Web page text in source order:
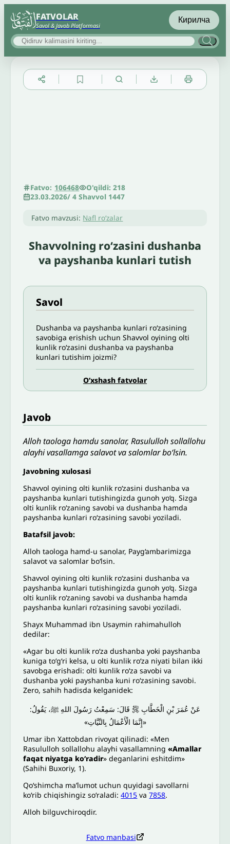
FATVOLAR
Savol & Javob Platformasi
Кирилча
Fatvo: 106468
O'qildi: 218
23.03.2026/4 Shavvol 1447
Fatvo mavzusi: Nafl roʻzalar
Shavvolning ro‘zasini dushanba
va payshanba kunlari tutish
Savol
Dushanba va payshanba kunlari ro‘zasining
savobiga erishish uchun Shavvol oyining olti
kunlik ro‘zasini dushanba va payshanba
kunlari tutishim joizmi?
O’xshash fatvolar
Javob
Alloh taologa hamdu sanolar, Rasululloh sollallohu
alayhi vasallamga salavot va salomlar bo‘lsin.
Javobning xulosasi
Shavvol oyining olti kunlik ro‘zasini dushanba va
payshanba kunlari tutishingizda gunoh yo‘q. Sizga
olti kunlik ro‘zaning savobi va dushanba hamda
payshanba kunlari ro‘zasining savobi yoziladi.
Batafsil javob:
Alloh taologa hamd-u sanolar, Payg‘ambarimizga
salavot va salomlar bo‘lsin.
Shavvol oyining olti kunlik ro‘zasini dushanba va
payshanba kunlari tutishingizda gunoh yo‘q. Sizga
olti kunlik ro‘zaning savobi va dushanba hamda
payshanba kunlari ro‘zasining savobi yoziladi.
Shayx Muhammad ibn Usaymin rahimahulloh
dedilar:
«Agar bu olti kunlik ro‘za dushanba yoki payshanba
kuniga to‘g‘ri kelsa, u olti kunlik ro‘za niyati bilan ikki
savobga erishadi: olti kunlik ro‘za savobi va
dushanba yoki payshanba kuni ro‘zasining savobi.
Zero, sahih hadisda kelganidek:
عَنْ عُمَرَ بْنِ الْخَطَّابِ ﵁ قَالَ: سَمِعْتُ رَسُولَ اللهِ ﷺ، يَقُولُ:
«إِنَّمَا الْأَعْمَالُ بِالنِّيَّاتِ»
Umar ibn Xattobdan rivoyat qilinadi: «Men
Rasululloh sollallohu alayhi vasallamning«Amallar
faqat niyatga ko‘radir» deganlarini eshitdim»
(Sahihi Buxoriy, 1).
Qo‘shimcha ma’lumot uchun quyidagi savollarni
ko‘rib chiqishingiz so‘raladi:4015 va7858.
Alloh bilguvchiroqdir.
Fatvo manbasi